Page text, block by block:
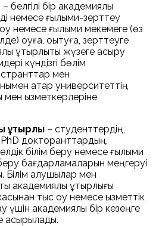
белгілі бір академиялық
немесе ғылыми-зерттеу
немесе ғылыми мекемеге (өз
оқуға, оқытуға, зерттеуге
ұтқырлықты жүзеге асыру
күндізгі бөлім
мен
қатар университеттің
мен қызметкерлеріне
ұтқырлық – студенттердің,
докторанттардың,
білім беру немесе ғылыми
бағдарламаларын меңгеруі
Білім алушылар мен
академиялық ұтқырлығы
тыс оқу немесе қызметтік
академиялық бір кезеңге
асырылады.